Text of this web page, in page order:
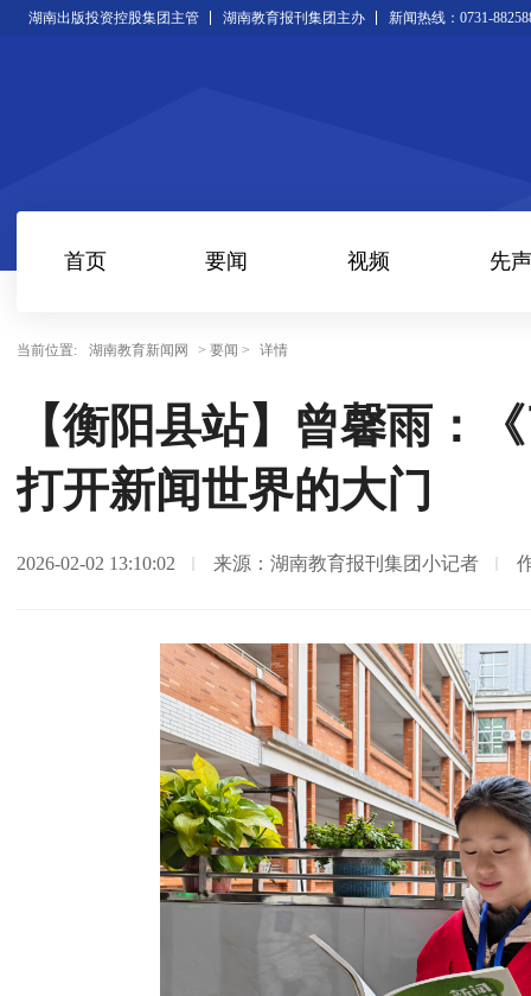
湖南出版投资控股集团主管 湖南教育报刊集团主办 新闻热线：0731-
首页 要闻 视频 先声
当前位置: 湖南教育新闻网 > 要闻 > 详情
【衡阳县站】曾馨雨：
打开新闻世界的大门
2026-02-02 13:10:02 来源：湖南教育报刊集团小记者